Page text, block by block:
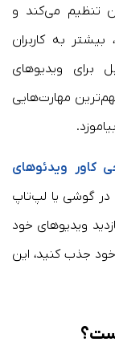
تنظیم می‌کند و
به کاربران
برای ویدیوهای
مهارت‌هایی
کاور ویدئوهای
در گوشی یا لپ‌تاپ
ویدیوهای خود
خود جذب کنید، این